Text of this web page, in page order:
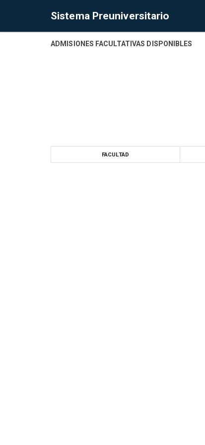
Sistema Preuniversitario
ADMISIONES FACULTATIVAS DISPONIBLES
FACULTAD